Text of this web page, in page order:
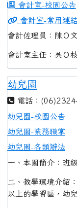
會計室-校園公告
會計室-常用連結
會計佐理員：陳Ｏ文
會計室主任：吳Ｏ枝
幼兒園
電話：
幼兒園-校園公告
幼兒園-業務職掌
幼兒園-各類辦法
一、本園簡介：班
二、教學環境介紹
以上的學習區，幼